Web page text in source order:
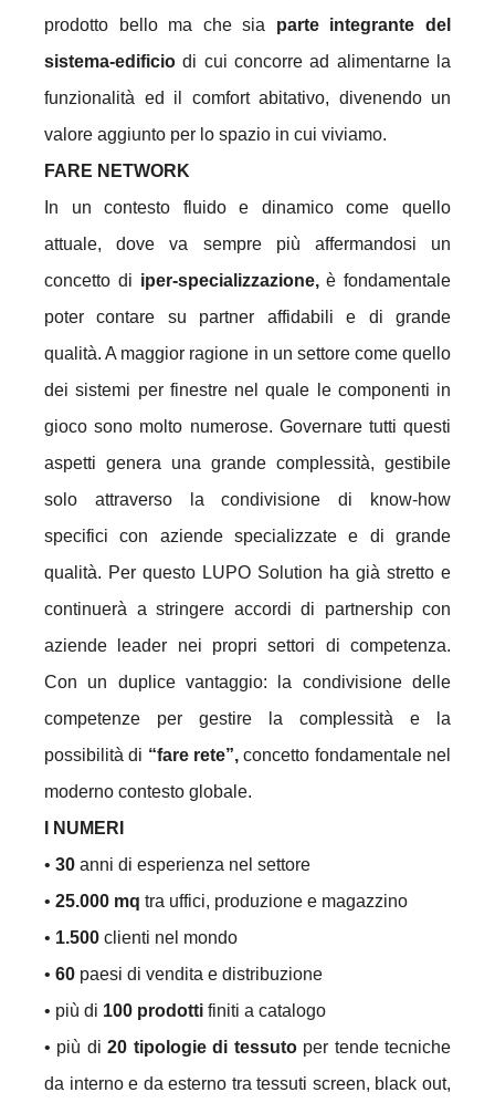
prodotto bello ma che sia parte integrante del
sistema-edificio di cui concorre ad alimentarne la
funzionalità ed il comfort abitativo, divenendo un
valore aggiunto per lo spazio in cui viviamo.
FARE NETWORK
In un contesto fluido e dinamico come quello
attuale, dove va sempre più affermandosi un
concetto di iper-specializzazione,è fondamentale
poter contare su partner affidabili e di grande
qualità. A maggior ragione in un settore come quello
dei sistemi per finestre nel quale le componenti in
gioco sono molto numerose. Governare tutti questi
aspetti genera una grande complessità, gestibile
solo attraverso la condivisione di know-how
specifici con aziende specializzate e di grande
qualità. Per questo LUPO Solution ha già stretto e
continuerà a stringere accordi di partnership con
aziende leader nei propri settori di competenza.
Con un duplice vantaggio: la condivisione delle
competenze per gestire la complessità e la
possibilità di “fare rete”, concetto fondamentale nel
moderno contesto globale.
I NUMERI
• 30 anni di esperienza nel settore
• 25.000 mq tra uffici, produzione e magazzino
• 1.500 clienti nel mondo
• 60 paesi di vendita e distribuzione
• più di 100 prodotti finiti a catalogo
• più di20 tipologie di tessutoper tende tecniche
da interno e da esterno tra tessuti screen, black out,